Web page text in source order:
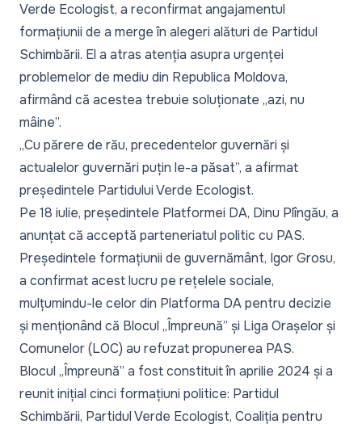
Verde Ecologist, a reconfirmat angajamentul
formațiunii de a merge în alegeri alături de Partidul
Schimbării. El a atras atenția asupra urgenței
problemelor de mediu din Republica Moldova,
afirmând că acestea trebuie soluționate „azi, nu
mâine”.
„Cu părere de rău, precedentelor guvernări și
actualelor guvernări puțin le-a păsat”, a afirmat
președintele Partidului Verde Ecologist.
Pe 18 iulie, președintele Platformei DA, Dinu Plîngău, a
anunțat că acceptă parteneriatul politic cu PAS.
Președintele formațiunii de guvernământ, Igor Grosu,
a confirmatacest lucru pe rețelele sociale,
mulțumindu-le celor din Platforma DA pentru decizie
și menționând că Blocul „Împreună” și Liga Orașelor și
Comunelor (LOC) au refuzat propunerea PAS.
Blocul „Împreună” a fost constituit în aprilie 2024 și a
reunit inițial cinci formațiuni politice: Partidul
Schimbării, Partidul Verde Ecologist, Coaliția pentru